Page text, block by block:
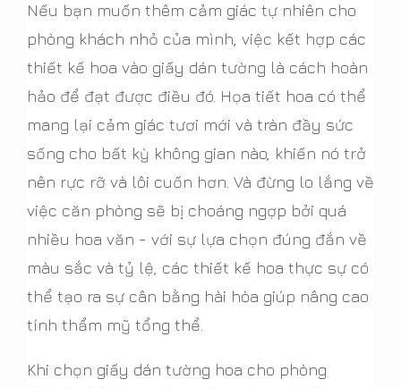
Nếu bạn muốn thêm cảm giác tự nhiên cho
phòng khách nhỏ của mình, việc kết hợp các
thiết kế hoa vào giấy dán tường là cách hoàn
hảo để đạt được điều đó. Họa tiết hoa có thể
mang lại cảm giác tươi mới và tràn đầy sức
sống cho bất kỳ không gian nào, khiến nó trở
nên rực rỡ và lôi cuốn hơn. Và đừng lo lắng về
việc căn phòng sẽ bị choáng ngợp bởi quá
nhiều hoa văn - với sự lựa chọn đúng đắn về
màu sắc và tỷ lệ, các thiết kế hoa thực sự có
thể tạo ra sự cân bằng hài hòa giúp nâng cao
tính thẩm mỹ tổng thể.
Khi chọn giấy dán tường hoa cho phòng